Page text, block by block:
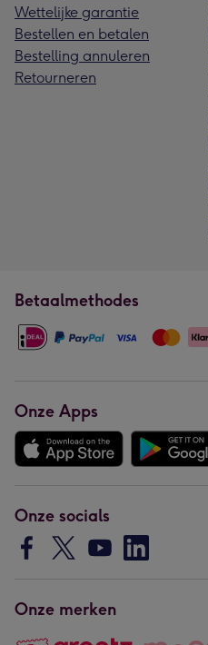
Wettelijke garantie
Bestellen en betalen
Bestelling annuleren
Retourneren
Betaalmethodes
Onze Apps
Onze socials
Onze merken